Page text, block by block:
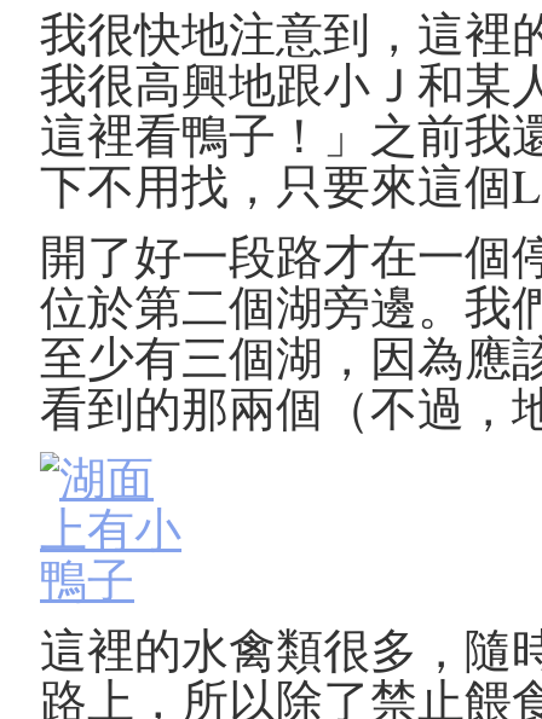
我很快地注意到，這裡
我很高興地跟小Ｊ和某
這裡看鴨子！」之前我
下不用找，只要來這個
開了好一段路才在一個
位於第二個湖旁邊。我
至少有三個湖，因為應
看到的那兩個（不過，
這裡的水禽類很多，隨
路上，所以除了禁止餵